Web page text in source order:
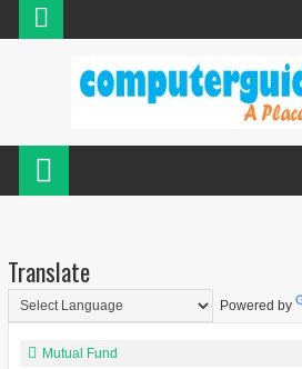
Translate
Powered by
Mutual Fund